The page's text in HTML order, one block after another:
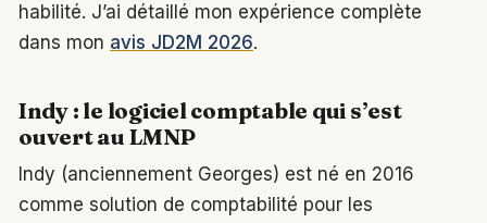
habilité. J’ai détaillé mon expérience complète
dans mon avis JD2M 2026.
Indy : le logiciel comptable qui s’est
ouvert au LMNP
Indy (anciennement Georges) est né en 2016
comme solution de comptabilité pour les